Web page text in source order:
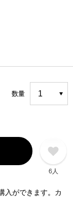
数量
6人
入ができます。カ